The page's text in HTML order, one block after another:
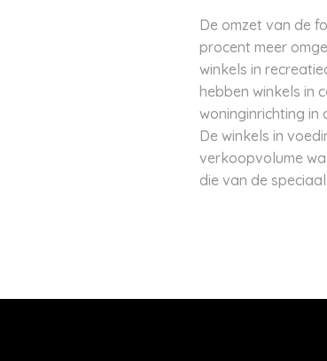
De omzet van de
procent meer
winkels in
hebben winkels in
woninginrichting in
De winkels in
verkoopvolume
die van de